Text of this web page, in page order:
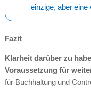
einzige, aber
Fazit
Klarheit darüber zu
Voraussetzung für
für Buchhaltung und